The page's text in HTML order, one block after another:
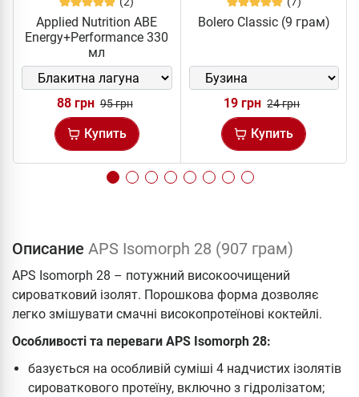
Applied Nutrition ABE
Energy+Performance 330
мл
88 грн 95 грн
Купить
Bolero Classic (9 грам)
19 грн 24 грн
Купить
Описание APS Isomorph 28 (907 грам)
APS Isomorph 28 – потужний високоочищений
сироватковий ізолят. Порошкова форма дозволяє
легко змішувати смачні високопротеїнові коктейлі.
Особливості та переваги APS Isomorph 28:
базується на особливій суміші 4 надчистих ізолятів
сироваткового протеїну, включно з гідролізатом;